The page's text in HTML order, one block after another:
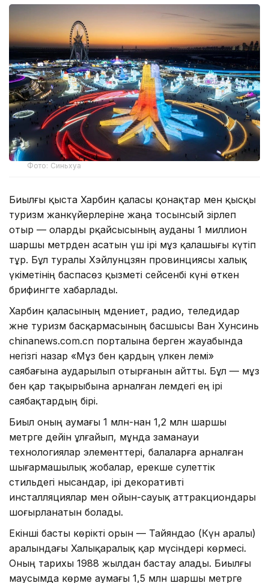
Фото: Синьхуа
Биылғы қыста Харбин қаласы қонақтар мен қысқы
туризм жанкүйерлеріне жаңа тосынсый әзірлеп
отыр — оларды әрқайсысының ауданы 1 миллион
шаршы метрден асатын үш ірі мұз қалашығы күтіп
тұр. Бұл туралы Хэйлунцзян провинциясы халық
үкіметінің баспасөз қызметі сейсенбі күні өткен
брифингте хабарлады.
Харбин қаласының мәдениет, радио, теледидар
және туризм басқармасының басшысы Ван Хунсинь
chinanews.com.cn порталына берген жауабында
негізгі назар «Мұз бен қардың үлкен әлемі»
саябағына аударылып отырғанын айтты. Бұл — мұз
бен қар тақырыбына арналған әлемдегі ең ірі
саябақтардың бірі.
Биыл оның аумағы 1 млн-нан 1,2 млн шаршы
метрге дейін ұлғайып, мұнда заманауи
технологиялар элементтері, балаларға арналған
шығармашылық жобалар, ерекше сәулеттік
стильдегі нысандар, ірі декоративті
инсталляциялар мен ойын-сауық аттракциондары
шоғырланатын болады.
Екінші басты көрікті орын — Тайяндао (Күн аралы)
аралындағы Халықаралық қар мүсіндері көрмесі.
Оның тарихы 1988 жылдан бастау алады. Биылғы
маусымда көрме аумағы 1,5 млн шаршы метрге